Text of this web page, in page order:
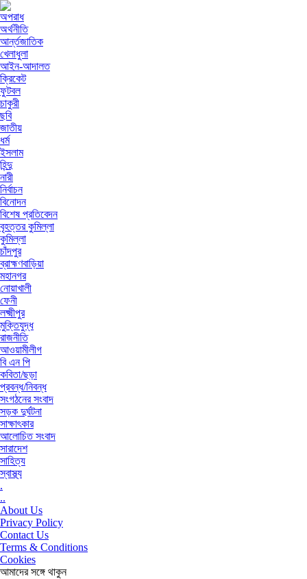
অপরাধ
অর্থনীতি
আর্ন্তজাতিক
খেলাধুলা
আইন-আদালত
ক্রিকেট
ফুটবল
চাকুরী
ছবি
জাতীয়
ধর্ম
ইসলাম
হিন্দু
নারী
নির্বাচন
বিনোদন
বিশেষ প্রতিবেদন
বৃহত্তর কুমিল্লা
কুমিল্লা
চাঁদপুর
ব্রাহ্মণবাড়িয়া
মহানগর
নোয়াখালী
ফেনী
লক্ষ্মীপুর
মুক্তিযুদ্ধ
রাজনীতি
আওয়ামীলীগ
বি এন পি
কবিতা/ছড়া
প্রবন্ধ/নিবন্ধ
সংগঠনের সংবাদ
সড়ক দুর্ঘটনা
সাক্ষাৎকার
আলোচিত সংবাদ
সারাদেশ
সাহিত্য
স্বাস্থ্য
.
..
About Us
Privacy Policy
Contact Us
Terms & Conditions
Cookies
আমাদের সঙ্গে থাকুন